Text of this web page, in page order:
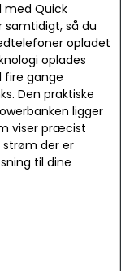
med Quick
samtidigt, så du
opladet
oplades
fire gange
Den praktiske
ligger
viser præcist
der er
til dine